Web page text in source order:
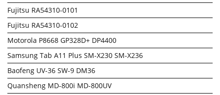
Fujitsu RA54310-0101
Fujitsu RA54310-0102
Motorola P8668 GP328D+ DP4400
Samsung Tab A11 Plus SM-X230 SM-X236
Baofeng UV-36 SW-9 DM36
Quansheng MD-800i MD-800UV